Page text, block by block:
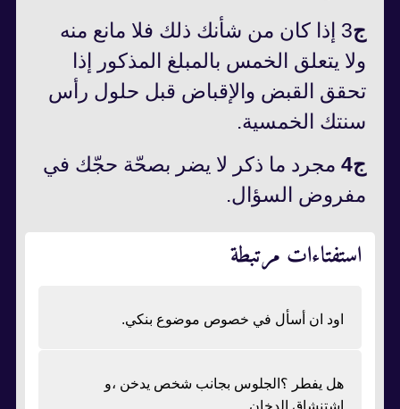
ج
3 إذا كان من شأنك ذلك فلا مانع منه
ولا يتعلق الخمس بالمبلغ المذكور إذا
تحقق القبض والإقباض قبل حلول رأس
سنتك الخمسية.
ج4 مجرد ما ذكر لا يضر بصحّة حجّك في
مفروض السؤال.
استفتاءات مرتبطة
اود ان أسأل في خصوص موضوع بنكي.
هل يفطر ؟الجلوس بجانب شخص يدخن ،و
اشتنشاق الدخان